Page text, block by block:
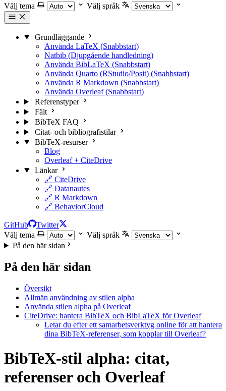
Välj tema
Välj språk
Grundläggande
Använda LaTeX (Snabbstart)
Natbib (Djupgående handledning)
Använda BibLaTeX (Snabbstart)
Använda Quarto (RStudio/Posit) (Snabbstart)
Använda R Markdown (Snabbstart)
Använda Overleaf (Snabbstart)
Referenstyper
Fält
BibTeX FAQ
Citat- och bibliografistilar
BibTeX-resurser
Blog
Overleaf + CiteDrive
Länkar
🔗 CiteDrive
🔗 Datanautes
🔗 R Markdown
🔗 BehaviorCloud
GitHub
Twitter
Välj tema
Välj språk
På den här sidan
På den här sidan
Översikt
Allmän användning av stilen alpha
Använda stilen alpha på Overleaf
CiteDrive: hantera BibTeX och BibLaTeX för Overleaf
Letar du efter ett samarbetsverktyg online för att hantera
dina BibTeX-referenser, som kopplar till Overleaf?
BibTeX-stil alpha: citat,
referenser och Overleaf